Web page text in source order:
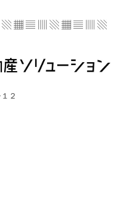
▦ ▤ ▥ ▧ ▦ ▤ ▥ ▧
２